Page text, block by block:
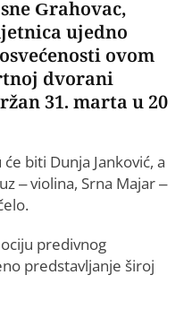
Grahovac,
ujedno
ovom
dvorani
31. marta u 20
biti Dunja Janković, a
– violina, Srna Majar –
predivnog
predstavljanje široj